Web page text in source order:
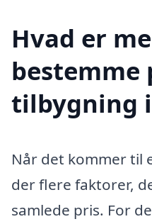
Hvad er
bestemme
tilbygning i
Når det kommer til
der flere faktorer,
samlede pris. For